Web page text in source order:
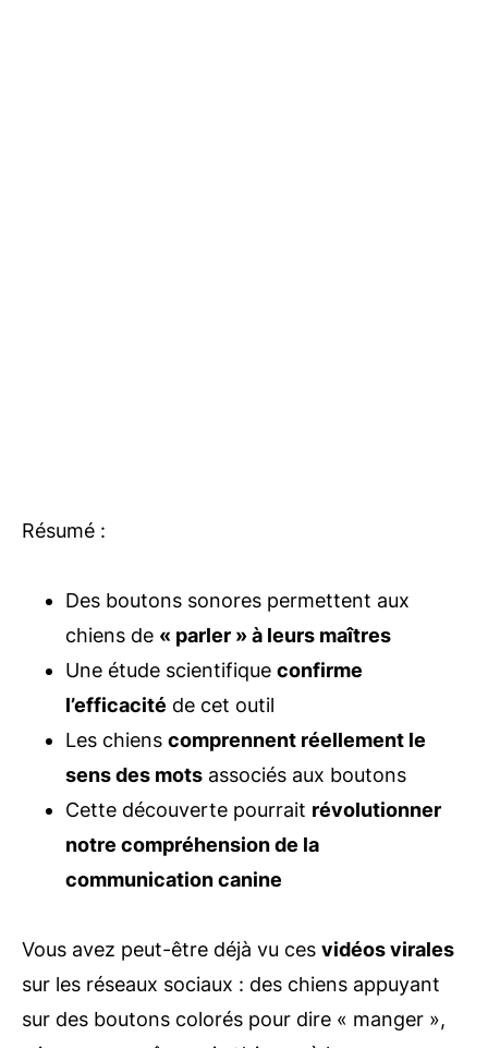
Résumé :
Des boutons sonores permettent aux
chiens de « parler » à leurs maîtres
Une étude scientifique confirme
l’efficacité de cet outil
Les chiens comprennent réellement le
sens des mots associés aux boutons
Cette découverte pourrait révolutionner
notre compréhension de la
communication canine
Vous avez peut-être déjà vu ces vidéos virales
sur les réseaux sociaux : des chiens appuyant
sur des boutons colorés pour dire « manger »,